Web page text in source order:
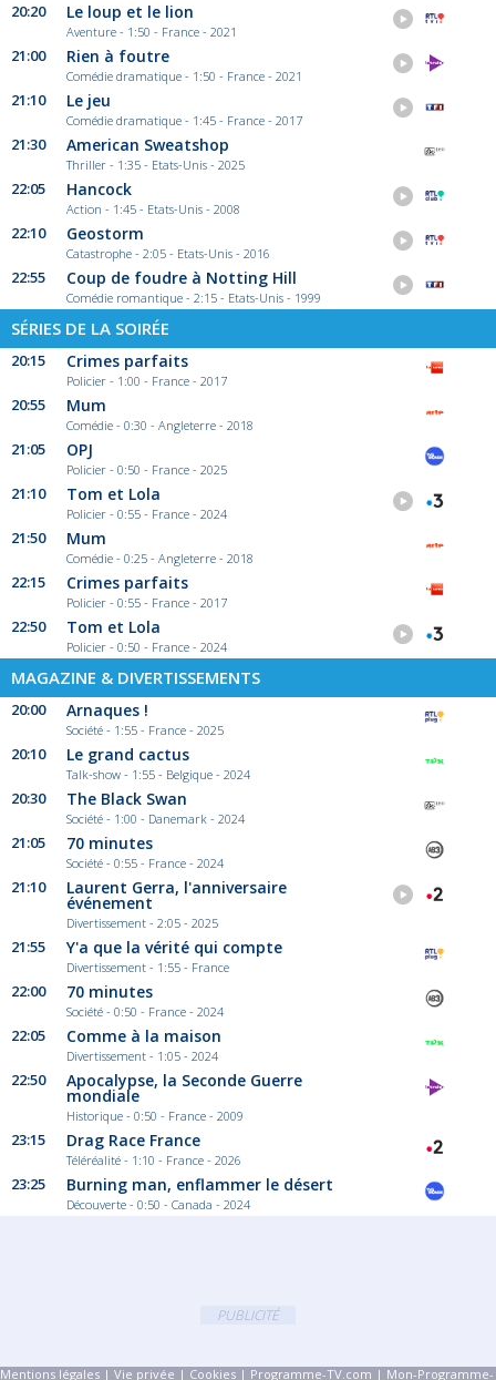
20:20 Le loup et le lion
Aventure - 1:50 - France - 2021
21:00 Rien à foutre
Comédie dramatique - 1:50 - France - 2021
21:10 Le jeu
Comédie dramatique - 1:45 - France - 2017
21:30 American Sweatshop
Thriller - 1:35 - Etats-Unis - 2025
22:05 Hancock
Action - 1:45 - Etats-Unis - 2008
22:10 Geostorm
Catastrophe - 2:05 - Etats-Unis - 2016
22:55 Coup de foudre à Notting Hill
Comédie romantique - 2:15 - Etats-Unis - 1999
SÉRIES DE LA SOIRÉE
20:15 Crimes parfaits
Policier - 1:00 - France - 2017
20:55 Mum
Comédie - 0:30 - Angleterre - 2018
21:05 OPJ
Policier - 0:50 - France - 2025
21:10 Tom et Lola
Policier - 0:55 - France - 2024
21:50 Mum
Comédie - 0:25 - Angleterre - 2018
22:15 Crimes parfaits
Policier - 0:55 - France - 2017
22:50 Tom et Lola
Policier - 0:50 - France - 2024
MAGAZINE & DIVERTISSEMENTS
20:00 Arnaques !
Société - 1:55 - France - 2025
20:10 Le grand cactus
Talk-show - 1:55 - Belgique - 2024
20:30 The Black Swan
Société - 1:00 - Danemark - 2024
21:05 70 minutes
Société - 0:55 - France - 2024
21:10 Laurent Gerra, l'anniversaire
événement
Divertissement - 2:05 - 2025
21:55 Y'a que la vérité qui compte
Divertissement - 1:55 - France
22:00 70 minutes
Société - 0:50 - France - 2024
22:05 Comme à la maison
Divertissement - 1:05 - 2024
22:50 Apocalypse, la Seconde Guerre
mondiale
Historique - 0:50 - France - 2009
23:15 Drag Race France
Téléréalité - 1:10 - France - 2026
23:25 Burning man, enflammer le désert
Découverte - 0:50 - Canada - 2024
PUBLICITÉ
Mentions légales | Vie privée | Cookies | Programme-TV.com | Mon-Programme-